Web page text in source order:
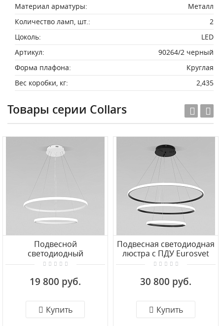
Материал арматуры:
Металл
Количество ламп, шт.:
2
Цоколь:
LED
Артикул:
90264/2 черный
Форма плафона:
Круглая
Вес коробки, кг:
2,435
Товары серии Collars
Подвесной
светодиодный
светильник с пультом
Collars 90264/2 белый
19 800 руб.
Купить
Подвесная светодиодная
люстра с ПДУ Eurosvet
Collars 90264/3 черный
30 800 руб.
Купить